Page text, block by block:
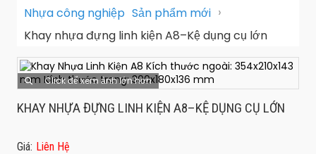
Nhựa công nghiệp Sản phẩm mới ›
Khay nhựa đựng linh kiện A8–Kệ dụng cụ lớn
Click để xem ảnh lớn hơn
KHAY NHỰA ĐỰNG LINH KIỆN A8–KỆ DỤNG CỤ LỚN
Giá: Liên Hệ